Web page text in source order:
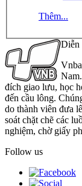
Thêm...
Diễn
đích giao lưu, học
đến cầu lông.
do thành viên đưa
soát chặt chẽ các
nghiệm, chờ giấy
Follow us